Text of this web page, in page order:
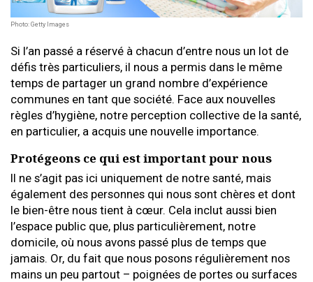
Photo: Getty Images
Si l’an passé a réservé à chacun d’entre nous un lot de
défis très particuliers, il nous a permis dans le même
temps de partager un grand nombre d’expérience
communes en tant que société. Face aux nouvelles
règles d’hygiène, notre perception collective de la santé,
en particulier, a acquis une nouvelle importance.
Protégeons ce qui est important pour nous
Il ne s’agit pas ici uniquement de notre santé, mais
également des personnes qui nous sont chères et dont
le bien-être nous tient à cœur. Cela inclut aussi bien
l’espace public que, plus particulièrement, notre
domicile, où nous avons passé plus de temps que
jamais. Or, du fait que nous posons régulièrement nos
mains un peu partout – poignées de portes ou surfaces